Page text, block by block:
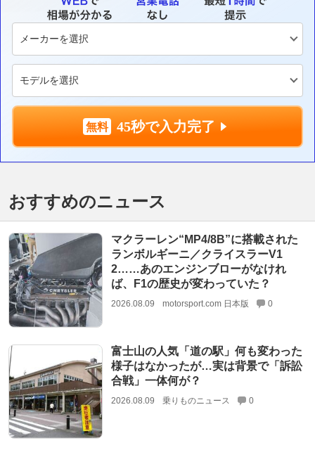
45秒で入力完了
おすすめのニュース
マクラーレン“MP4/8B”に搭載された
ランボルギーニ／クライスラーV1
2……あのエンジンブローがなけれ
ば、F1の歴史が変わっていた？
2026.08.09 motorsport.com 日本版 0
富士山の人気「道の駅」何も変わった
様子はなかったが…実は背景で「訴訟
合戦」一体何が？
2026.08.09 乗りものニュース 0